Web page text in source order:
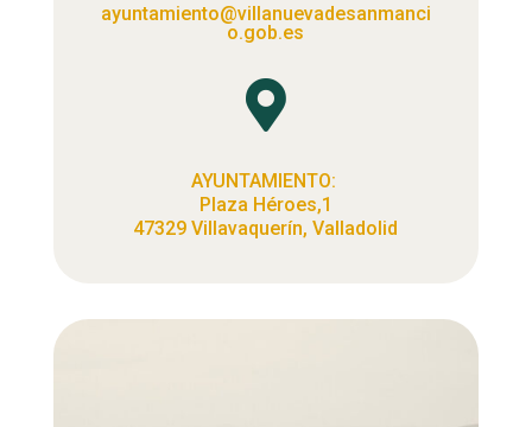
ayuntamiento@villanuevadesanmanci
o.gob.es

AYUNTAMIENTO:
Plaza Héroes,1
47329 Villavaquerín, Valladolid